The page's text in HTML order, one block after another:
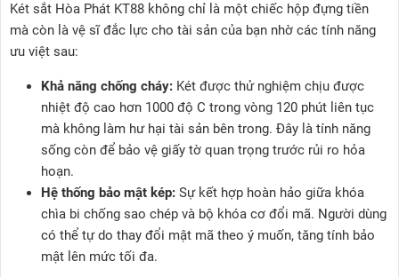
Két sắt Hòa Phát KT88 không chỉ là một chiếc hộp đựng tiền
mà còn là vệ sĩ đắc lực cho tài sản của bạn nhờ các tính năng
ưu việt sau:
Khả năng chống cháy: Két được thử nghiệm chịu được
nhiệt độ cao hơn 1000 độ C trong vòng 120 phút liên tục
mà không làm hư hại tài sản bên trong. Đây là tính năng
sống còn để bảo vệ giấy tờ quan trọng trước rủi ro hỏa
hoạn.
Hệ thống bảo mật kép: Sự kết hợp hoàn hảo giữa khóa
chìa bi chống sao chép và bộ khóa cơ đổi mã. Người dùng
có thể tự do thay đổi mật mã theo ý muốn, tăng tính bảo
mật lên mức tối đa.